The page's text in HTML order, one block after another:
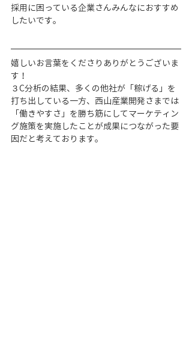
採用に困っている企業さんみんなにおすすめ
したいです。
嬉しいお言葉をくださりありがとうございま
す！
３C分析の結果、多くの他社が「稼げる」を
打ち出している一方、西山産業開発さまでは
「働きやすさ」を勝ち筋にしてマーケティン
グ施策を実施したことが成果につながった要
因だと考えております。